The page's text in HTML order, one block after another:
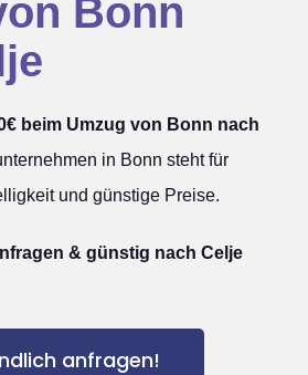
Bonn
beim Umzug von Bonn nach
in Bonn steht für
und günstige Preise.
& günstig nach Celje
anfragen!